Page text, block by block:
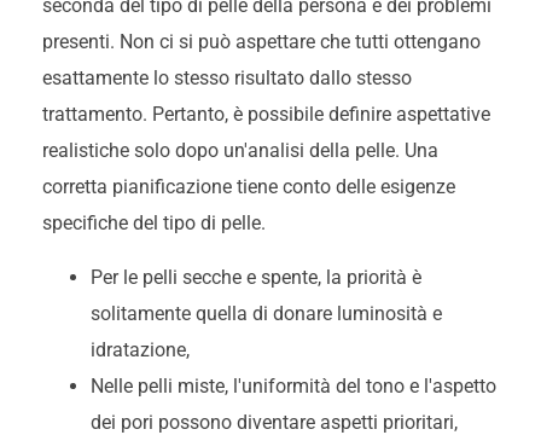
seconda del tipo di pelle della persona e dei problemi
presenti. Non ci si può aspettare che tutti ottengano
esattamente lo stesso risultato dallo stesso
trattamento. Pertanto, è possibile definire aspettative
realistiche solo dopo un'analisi della pelle. Una
corretta pianificazione tiene conto delle esigenze
specifiche del tipo di pelle.
Per le pelli secche e spente, la priorità è
solitamente quella di donare luminosità e
idratazione,
Nelle pelli miste, l'uniformità del tono e l'aspetto
dei pori possono diventare aspetti prioritari,